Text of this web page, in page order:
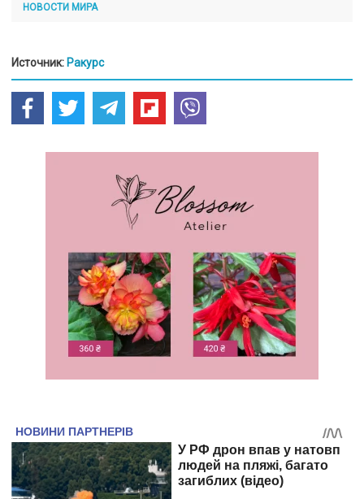
НОВОСТИ МИРА
Источник: Ракурс